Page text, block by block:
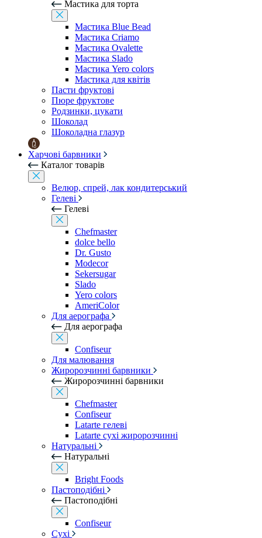
Мастика для торта
Мастика Blue Bead
Мастика Criamo
Мастика Ovalette
Мастика Slado
Мастика Yero colors
Мастика для квітів
Пасти фруктові
Пюре фруктове
Родзинки, цукати
Шоколад
Шоколадна глазур
Харчові барвники
Каталог товарів
Велюр, спрей, лак кондитерський
Гелеві
Гелеві
Chefmaster
dolce bello
Dr. Gusto
Modecor
Sekersugar
Slado
Yero colors
AmeriColor
Для аерографа
Для аерографа
Confiseur
Для малювання
Жиророзчинні барвники
Жиророзчинні барвники
Chefmaster
Confiseur
Latarte гелеві
Latarte сухі жиророзчинні
Натуральні
Натуральні
Bright Foods
Пастоподібні
Пастоподібні
Confiseur
Сухі